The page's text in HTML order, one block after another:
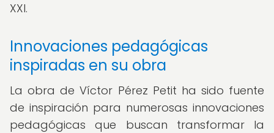
XXI.
Innovaciones pedagógicas
inspiradas en su obra
La obra de Víctor Pérez Petit ha sido fuente
de inspiración para numerosas innovaciones
pedagógicas que buscan transformar la